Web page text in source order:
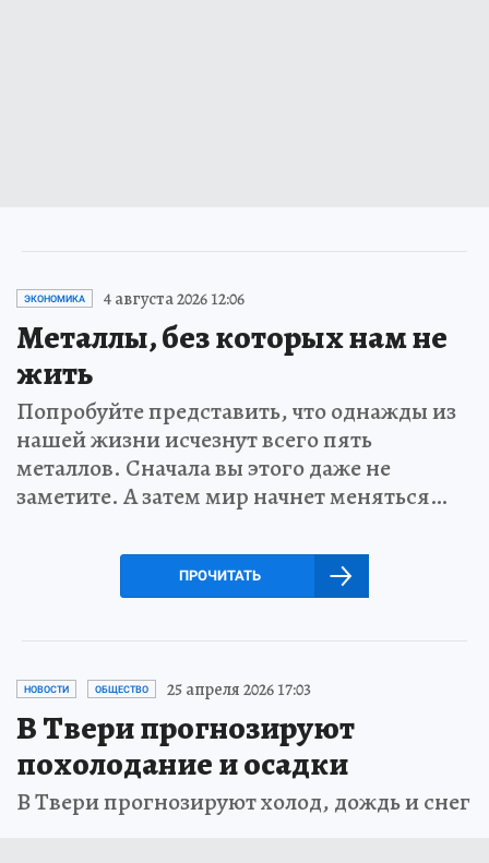
ЭКОНОМИКА 4 августа 2026 12:06
Металлы, без которых нам не
жить
Попробуйте представить, что однажды из
нашей жизни исчезнут всего пять
металлов. Сначала вы этого даже не
заметите. А затем мир начнет меняться…
ПРОЧИТАТЬ
НОВОСТИ ОБЩЕСТВО 25 апреля 2026 17:03
В Твери прогнозируют
похолодание и осадки
В Твери прогнозируют холод, дождь и снег